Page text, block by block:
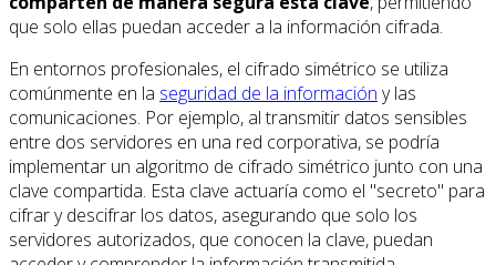
que solo ellas puedan acceder a la información cifrada.
En entornos profesionales, el cifrado simétrico se utiliza
comúnmente en la seguridad de la información y las
comunicaciones. Por ejemplo, al transmitir datos sensibles
entre dos servidores en una red corporativa, se podría
implementar un algoritmo de cifrado simétrico junto con una
clave compartida. Esta clave actuaría como el "secreto" para
cifrar y descifrar los datos, asegurando que solo los
servidores autorizados, que conocen la clave, puedan